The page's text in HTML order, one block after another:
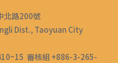
北路200號
Dist., Taoyuan City
審核組 +886-3-265-